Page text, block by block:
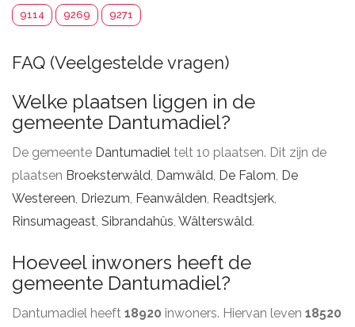
9114 9269 9271
FAQ (Veelgestelde vragen)
Welke plaatsen liggen in de
gemeente Dantumadiel?
De gemeente Dantumadiel telt 10 plaatsen. Dit zijn de
plaatsen Broeksterwâld, Damwâld, De Falom, De
Westereen, Driezum, Feanwâlden, Readtsjerk,
Rinsumageast, Sibrandahûs, Wâlterswâld.
Hoeveel inwoners heeft de
gemeente Dantumadiel?
Dantumadiel heeft 18920 inwoners. Hiervan leven 18520